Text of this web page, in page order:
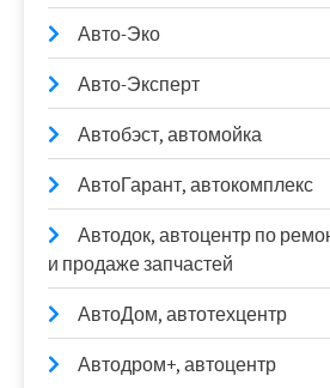
Авто-Эко
Авто-Эксперт
Автобэст, автомойка
АвтоГарант, автокомплекс
Автодок, автоцентр по
и продаже запчастей
АвтоДом, автотехцентр
Автодром+, автоцентр